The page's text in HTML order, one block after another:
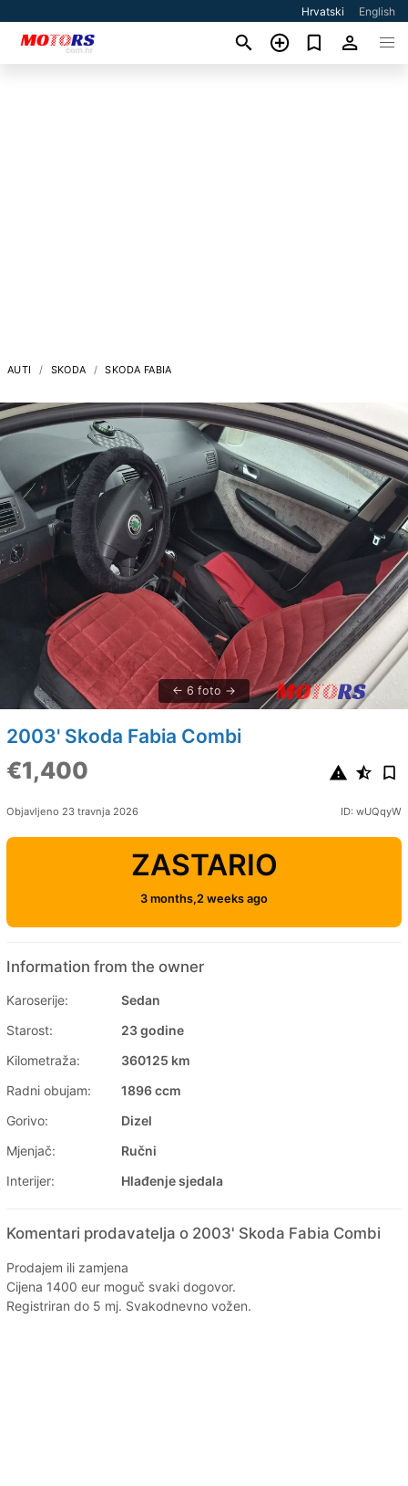
Hrvatski English
AUTI SKODA SKODA FABIA
6 foto
2003' Skoda Fabia Combi
€1,400
Objavljeno 23 travnja 2026 ID: wUQqyW
ZASTARIO
3 months,2 weeks ago
Information from the owner
Karoserije:
Sedan
Starost:
23 godine
Kilometraža:
360125 km
Radni obujam:
1896 ccm
Gorivo:
Dizel
Mjenjač:
Ručni
Interijer:
Hlađenje sjedala
Komentari prodavatelja o 2003' Skoda Fabia Combi
Prodajem ili zamjena
Cijena 1400 eur moguč svaki dogovor.
Registriran do 5 mj. Svakodnevno vožen.